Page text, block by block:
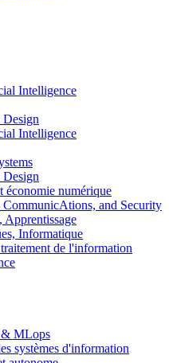
Intelligence
Intelligence
numérique
and Security
Informatique
de l'information
MLops
systèmes d'information